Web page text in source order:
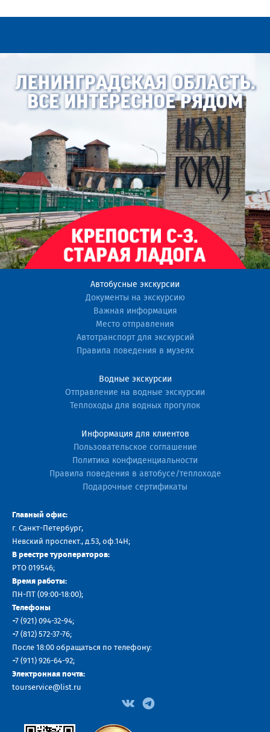
Автобусные экскурсии
Документы на экскурсию
Важная информация
Место отправления
Автотранспорт для экскурсий
Правила поведения в музеях
Водные экскурсии
Отправление на водные экскурсии
Теплоходы для водных прогулок
Информация для клиентов
Пользовательское соглашение
Политика конфиденциальности
Правила поведения в автобусе/теплоходе
Подарочные сертификаты
Главный офис:
г. Санкт-Петербург,
Невский проспект., д.53, оф.14H;
В реестре туроператоров:
РТО 019546;
Время работы:
ПН-ПТ (09:00-18:00);
Телефоны
+7 (921) 094-32-94;
+7 (812) 572-37-76;
После 18:00 обращаться по телефону:
+7 (911) 926-64-92;
Электронная почта:
tourservice@list.ru